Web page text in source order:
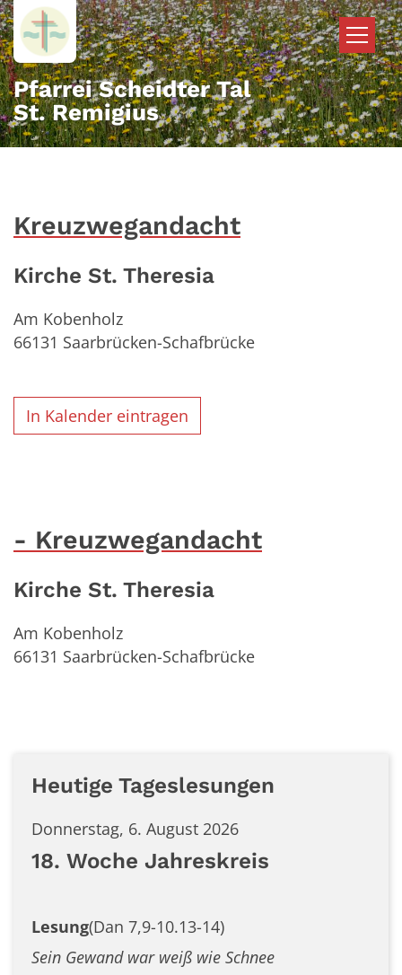
Zum Inhalt springen
Pfarrei Scheidter Tal
St. Remigius
Kreuzwegandacht
Kirche St. Theresia
Am Kobenholz
66131 Saarbrücken-Schafbrücke
In Kalender eintragen
Kreuzwegandacht
Kirche St. Theresia
Am Kobenholz
66131 Saarbrücken-Schafbrücke
Heutige Tageslesungen
Donnerstag, 6. August 2026
18. Woche Jahreskreis
Lesung(Dan 7,9-10.13-14)
Sein Gewand war weiß wie Schnee